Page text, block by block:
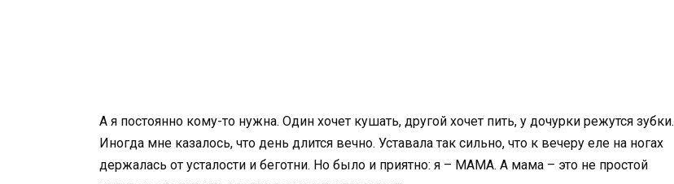
А я постоянно кому-то нужна. Один хочет кушать, другой хочет пить, у дочурки режутся зубки.
Иногда мне казалось, что день длится вечно. Уставала так сильно, что к вечеру еле на ногах
держалась от усталости и беготни. Но было и приятно: я – МАМА. А мама – это не простой